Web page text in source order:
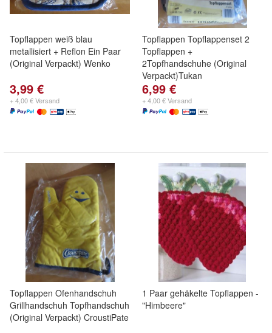
Topflappen weiß blau
metallisiert + Reflon Ein Paar
(Original Verpackt) Wenko
3,99 €
+ 4,00 € Versand
Topflappen Topflappenset 2
Topflappen +
2Topfhandschuhe (Original
Verpackt)Tukan
6,99 €
+ 4,00 € Versand
Topflappen Ofenhandschuh
Grillhandschuh Topfhandschuh
(Original Verpackt) CroustiPate
1 Paar gehäkelte Topflappen -
"Himbeere"